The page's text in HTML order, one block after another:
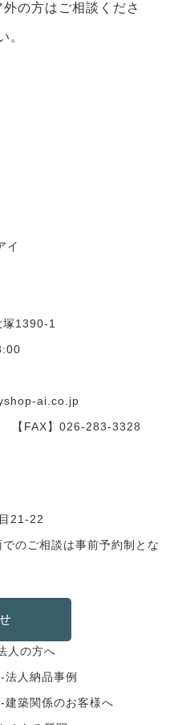
の方はご相談くださ
。
イ
塚1390-1
ai.co.jp
【FAX】026-283-3328
21-22
のご相談は事前予約制とな
人の方へ
法人納品事例
建築関係のお客様へ